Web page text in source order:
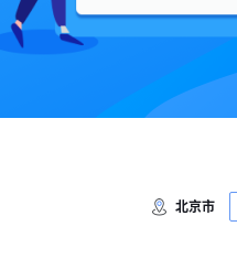
北京市